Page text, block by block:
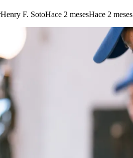
Henry F. SotoHace 2 mesesHace 2 meses